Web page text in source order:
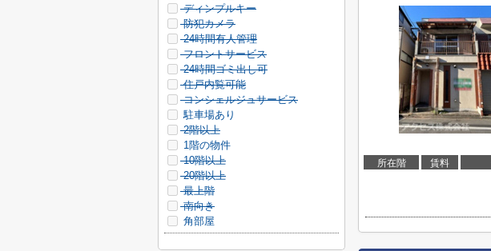
所在階 賃料
ディンプルキー
防犯カメラ
24時間有人管理
フロントサービス
24時間ゴミ出し可
住戸内覧可能
コンシェルジュサービス
駐車場あり
2階以上
1階の物件
10階以上
20階以上
最上階
南向き
角部屋